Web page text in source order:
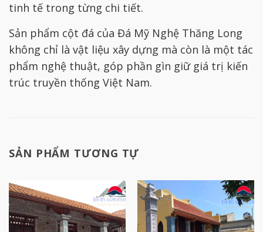
tinh tế trong từng chi tiết.
Sản phẩm cột đá của Đá Mỹ Nghệ Thăng Long
không chỉ là vật liệu xây dựng mà còn là một tác
phẩm nghệ thuật, góp phần gìn giữ giá trị kiến
trúc truyền thống Việt Nam.
SẢN PHẨM TƯƠNG TỰ